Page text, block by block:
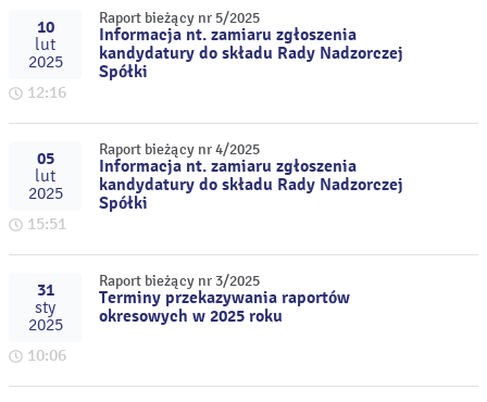
10
lut
2025
12:16
Raport bieżący nr 5/2025
Informacja nt. zamiaru zgłoszenia
kandydatury do składu Rady Nadzorczej
Spółki
05
lut
2025
15:51
Raport bieżący nr 4/2025
Informacja nt. zamiaru zgłoszenia
kandydatury do składu Rady Nadzorczej
Spółki
31
sty
2025
10:06
Raport bieżący nr 3/2025
Terminy przekazywania raportów
okresowych w 2025 roku